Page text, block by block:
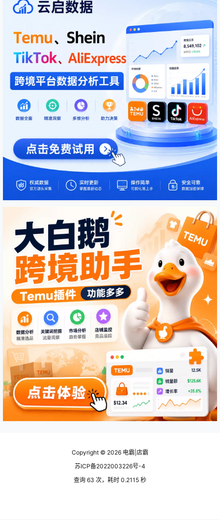
Copyright © 2026 电霸|店霸
苏ICP备2022003226号-4
查询 63 次，耗时 0.2115 秒